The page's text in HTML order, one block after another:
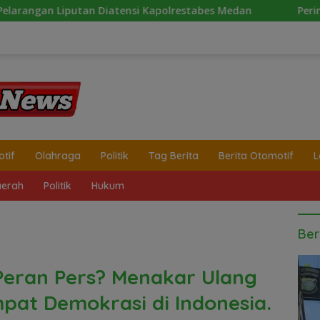
Kapolrestabes Medan Peringatan Hari Anak Nasional
Olahraga Politik Tag Berita Berita Otomotif
Politik Hukum
Pers? Menakar Ulang
Demokrasi di Indonesia.